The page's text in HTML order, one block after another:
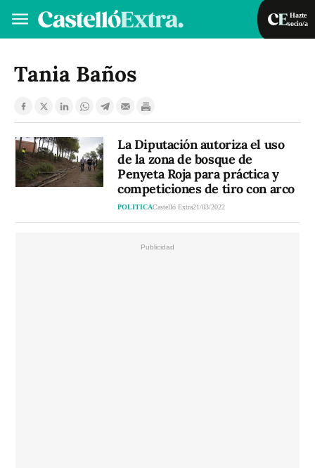
Hazte
socio/a
VA
Tania Baños
La Diputación autoriza el uso
de la zona de bosque de
Penyeta Roja para práctica y
competiciones de tiro con arco
POLITICACastelló Extra21/03/2022